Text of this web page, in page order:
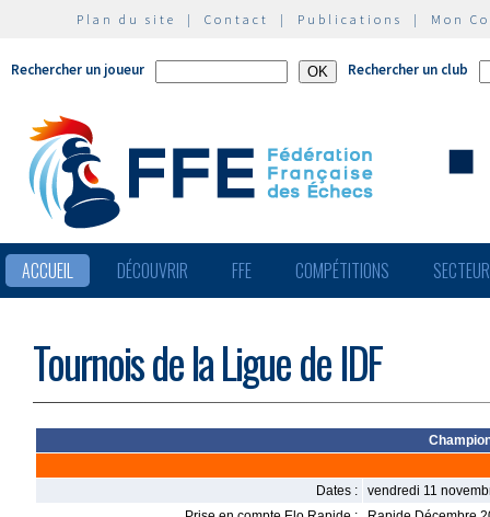
Plan du site | Contact | Publications | Mon
Rechercher un joueur Rechercher un club
ACCUEIL DÉCOUVRIR FFE COMPÉTITIONS
Tournois de la Ligue de IDF
Dates :
vendredi 11